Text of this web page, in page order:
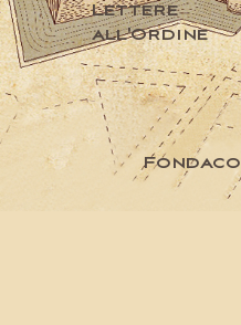
Lettere
all'Ordine
Fondaco